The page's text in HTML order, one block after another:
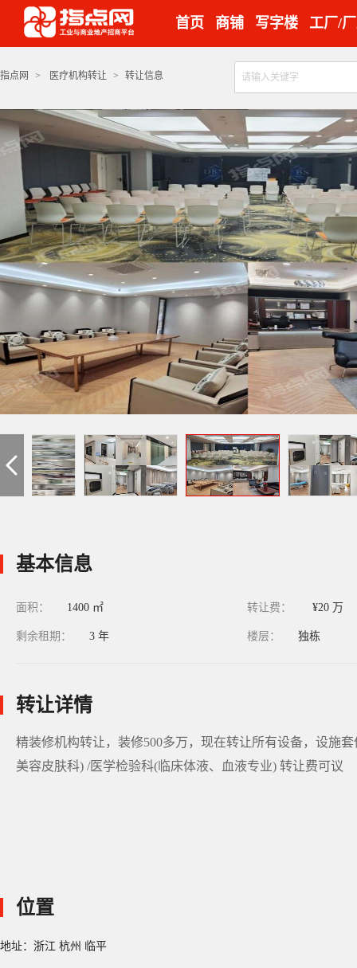
首页 商铺 写字楼 工厂/
指点网 > 医疗机构转让 > 转让信息
基本信息
面积： 1400 ㎡ 转让费： ¥20 万
剩余租期： 3 年 楼层： 独栋
转让详情
精装修机构转让，装修500多万，现在转让所有设备，设施
美容皮肤科) /医学检验科(临床体液、血液专业) 转让费可议
位置
地址：浙江 杭州 临平